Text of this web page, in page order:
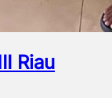
Riau